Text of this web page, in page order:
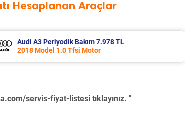
Hesaplanan Araçlar
Opel Astra Periyodik Bakım 7.695 TL
2021 Model 1.5 D (L) Motor
servis-fiyat-listesi tıklayınız. "